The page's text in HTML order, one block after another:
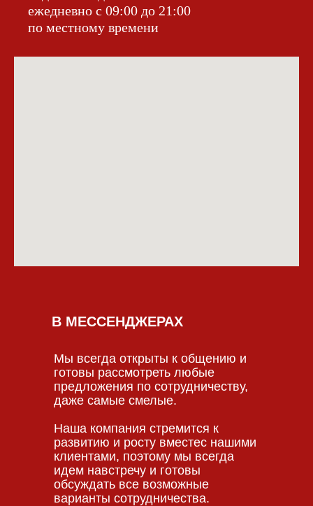
ежедневно с 09:00 до 21:00
по местному времени
Мы всегда открыты к общению и
готовы рассмотреть любые
предложения по сотрудничеству,
даже самые смелые.
Наша компания стремится к
развитию и росту вместес нашими
клиентами, поэтому мы всегда
идем навстречу и готовы
обсуждать все возможные
варианты сотрудничества.
В МЕССЕНДЖЕРАХ